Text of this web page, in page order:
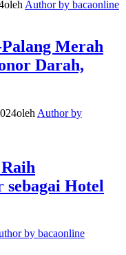
oleh Author by bacaonline
Merah
Darah,
oleh Author by
sebagai Hotel
by bacaonline